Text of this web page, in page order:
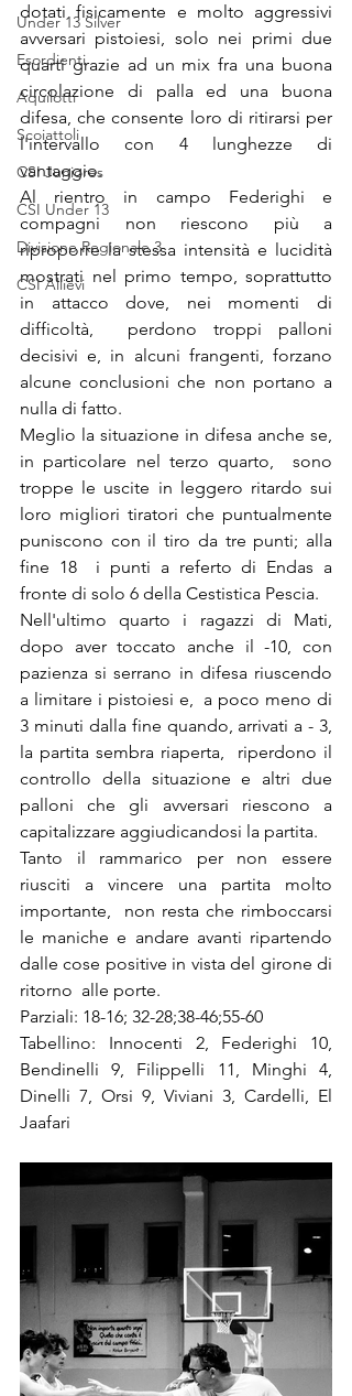
Under 13 Silver
Esordienti
Aquilotti
Scoiattoli
CSI Juniores
CSI Under 13
Divisione Regionale 3
CSI Allievi
dotati fisicamente e molto aggressivi
avversari pistoiesi, solo nei primi due
quarti grazie ad un mix fra una buona
circolazione di palla ed una buona
difesa, che consente loro di ritirarsi per
l'intervallo con 4 lunghezze di
vantaggio.
Al rientro in campo Federighi e
compagni non riescono più a
riproporre la stessa intensità e lucidità
mostrati nel primo tempo, soprattutto
in attacco dove, nei momenti di
difficoltà,  perdono troppi palloni
decisivi e, in alcuni frangenti, forzano
alcune conclusioni che non portano a
nulla di fatto.
Meglio la situazione in difesa anche se,
in particolare nel terzo quarto,  sono
troppe le uscite in leggero ritardo sui
loro migliori tiratori che puntualmente
puniscono con il tiro da tre punti; alla
fine 18  i punti a referto di Endas a
fronte di solo 6 della Cestistica Pescia.
Nell'ultimo quarto i ragazzi di Mati,
dopo aver toccato anche il -10, con
pazienza si serrano in difesa riuscendo
a limitare i pistoiesi e,  a poco meno di
3 minuti dalla fine quando, arrivati a - 3,
la partita sembra riaperta,  riperdono il
controllo della situazione e altri due
palloni che gli avversari riescono a
capitalizzare aggiudicandosi la partita.
Tanto il rammarico per non essere
riusciti a vincere una partita molto
importante,  non resta che rimboccarsi
le maniche e andare avanti ripartendo
dalle cose positive in vista del girone di
ritorno  alle porte.
Parziali: 18-16; 32-28;38-46;55-60
Tabellino: Innocenti 2, Federighi 10,
Bendinelli 9, Filippelli 11, Minghi 4,
Dinelli 7, Orsi 9, Viviani 3, Cardelli, El
Jaafari